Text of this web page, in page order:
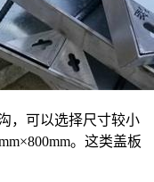
，可以选择尺寸较小
。这类盖板